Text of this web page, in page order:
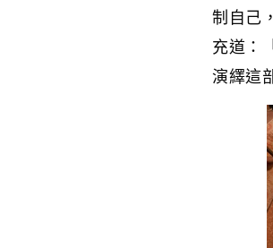
制自己
充道：
演繹這